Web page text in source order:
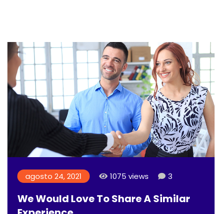
agosto 24, 2021 1075 views 3
We Would Love To Share A Similar